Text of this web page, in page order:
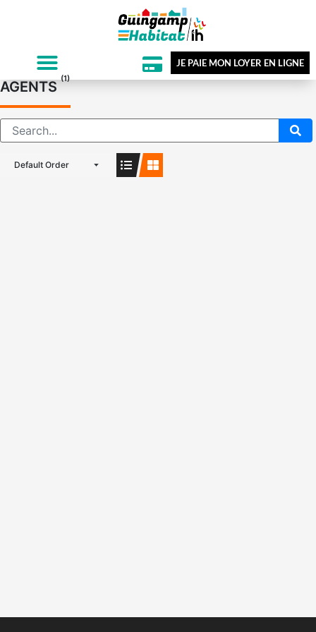
JE PAIE MON LOYER EN LIGNE
AGENTS(1)
Default Order